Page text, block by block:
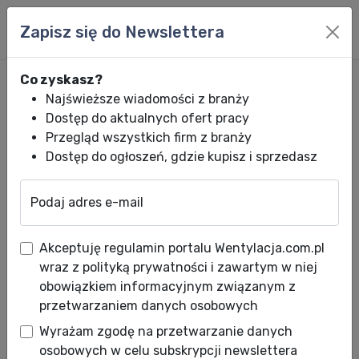
Afriso pomoże rozwiązać
problem z wodą!
Data publikacji: 28.03.2019
Instalatorze, dobrze znany jest Ci problem
Zapisz się do Newslettera
Co zyskasz?
Najświeższe wiadomości z branży
Dostęp do aktualnych ofert pracy
Przegląd wszystkich firm z branży
Dostęp do ogłoszeń, gdzie kupisz i sprzedasz
Podaj adres e-mail
Akceptuję regulamin portalu Wentylacja.com.pl
wraz z polityką prywatności i zawartym w niej
obowiązkiem informacyjnym związanym z
przetwarzaniem danych osobowych
Wyrażam zgodę na przetwarzanie danych
osobowych w celu subskrypcji newslettera